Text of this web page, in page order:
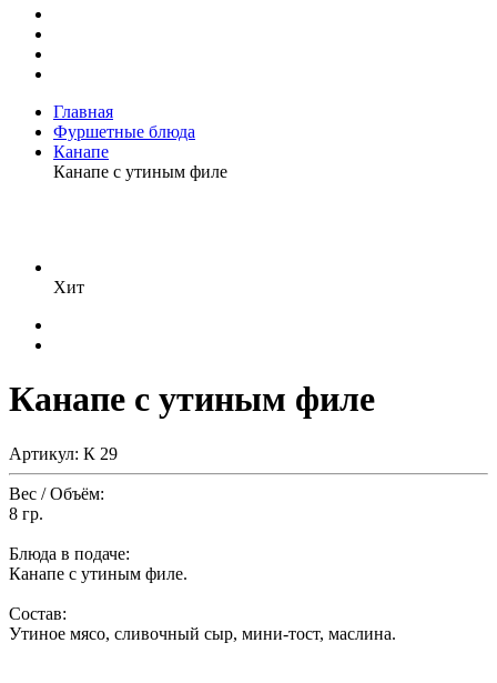
Главная
Фуршетные блюда
Канапе
Канапе с утиным филе
Хит
Канапе с утиным филе
Артикул: К 29
Вес / Объём:
8 гр.
Блюда в подаче:
Канапе с утиным филе.
Состав:
Утиное мясо, сливочный сыр, мини-тост, маслина.